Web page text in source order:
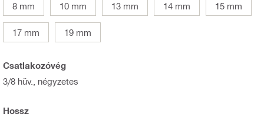
8 mm
10 mm 13 mm 14 mm 15 mm
17 mm 19 mm
Csatlakozóvég
3/8 hüv., négyzetes
Hossz